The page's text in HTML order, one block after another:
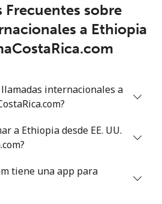
15 min por
⁦$5⁩
⁦8¢⁩
Frecuentes sobre
a Ethiopia
llamadas internacionales a
a Ethiopia desde EE. UU.
tiene una app para